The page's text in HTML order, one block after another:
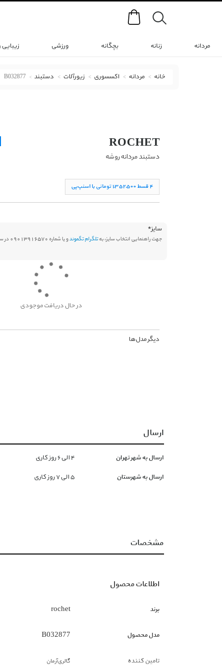
Search
مردانه زنانه بچگانه ورزشی
خانه مردانه اکسسوری زیورآلات دستبند B032877
ROCHET
دستبند مردانه روشه
۴ قسط ١,۳۵۲,۵۰۰ تومانی با اسنپ‌پی
سایز*
جهت راهنمایی انتخاب سایز، بهتلگرام تگموندو یا شماره 09013916570 در سامانه بله پیام دهید.
در حال دریافت موجودی
دیگر مدل‌ها
ارسال
ارسال به شهر تهران ۴ الی ۶ روز کاری
ارسال به شهرستان ۵ الی ۷ روز کاری
مشخصات
اطلاعات محصول
برند rochet
مدل محصول B032877
تامین کننده گالری‌آرمان